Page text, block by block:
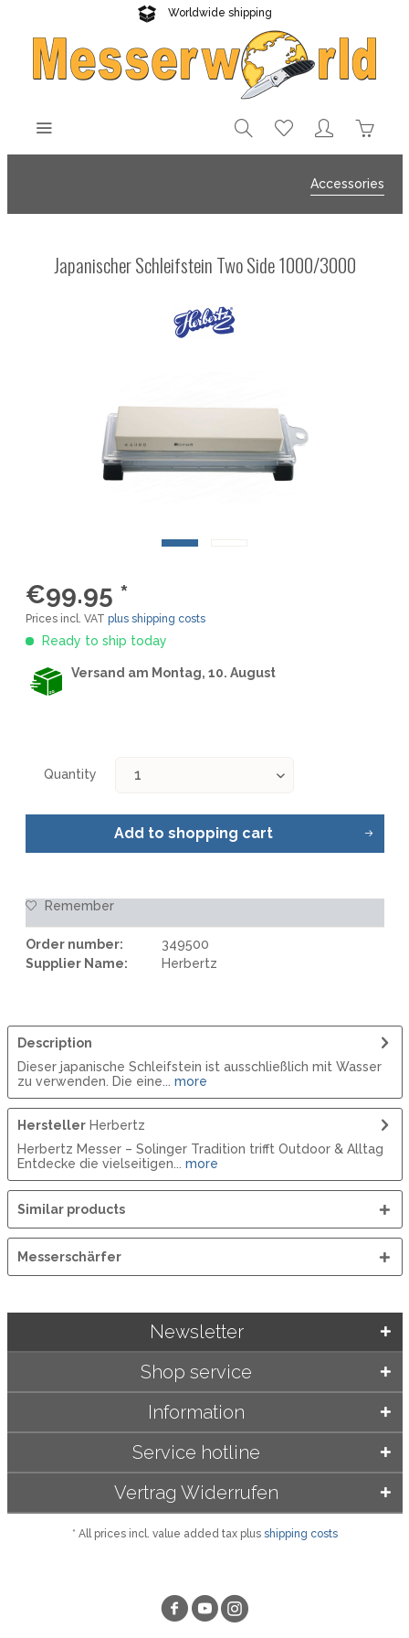
Worldwide shipping
Reliable delivery
Accessories
Japanischer Schleifstein Two Side 1000/3000
€99.95 *
Prices incl. VAT plus shipping costs
Ready to ship today
Versand am Montag, 10. August
Quantity
Add to shopping cart
Remember
Order number:
349500
Supplier Name:
Herbertz
Description
Dieser japanische Schleifstein ist ausschließlich mit Wasser
zu verwenden. Die eine...
more
HerstellerHerbertz
Herbertz Messer – Solinger Tradition trifft Outdoor & Alltag
Entdecke die vielseitigen...
more
Similar products
Messerschärfer
Service hotline
Shop service
Information
Newsletter
Vertrag Widerrufen
* All prices incl. value added tax plus shipping costs